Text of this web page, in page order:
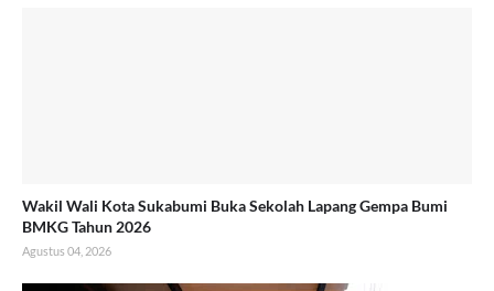
Wakil Wali Kota Sukabumi Buka Sekolah Lapang Gempa Bumi
BMKG Tahun 2026
Agustus 04, 2026